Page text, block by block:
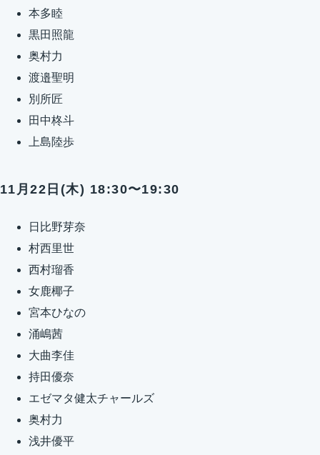
本多睦
黒田照龍
奥村力
渡邉聖明
別所匠
田中柊斗
上島陸歩
11月22日(木) 18:30〜19:30
日比野芽奈
村西里世
西村瑠香
女鹿椰子
宮本ひなの
涌嶋茜
大曲李佳
持田優奈
エゼマタ健太チャールズ
奥村力
浅井優平